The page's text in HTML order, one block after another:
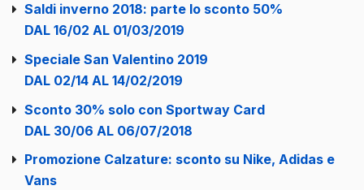
Saldi inverno 2018: parte lo sconto 50%
DAL 16/02 AL 01/03/2019
Speciale San Valentino 2019
DAL 02/14 AL 14/02/2019
Sconto 30% solo con Sportway Card
DAL 30/06 AL 06/07/2018
Promozione Calzature: sconto su Nike, Adidas e
Vans